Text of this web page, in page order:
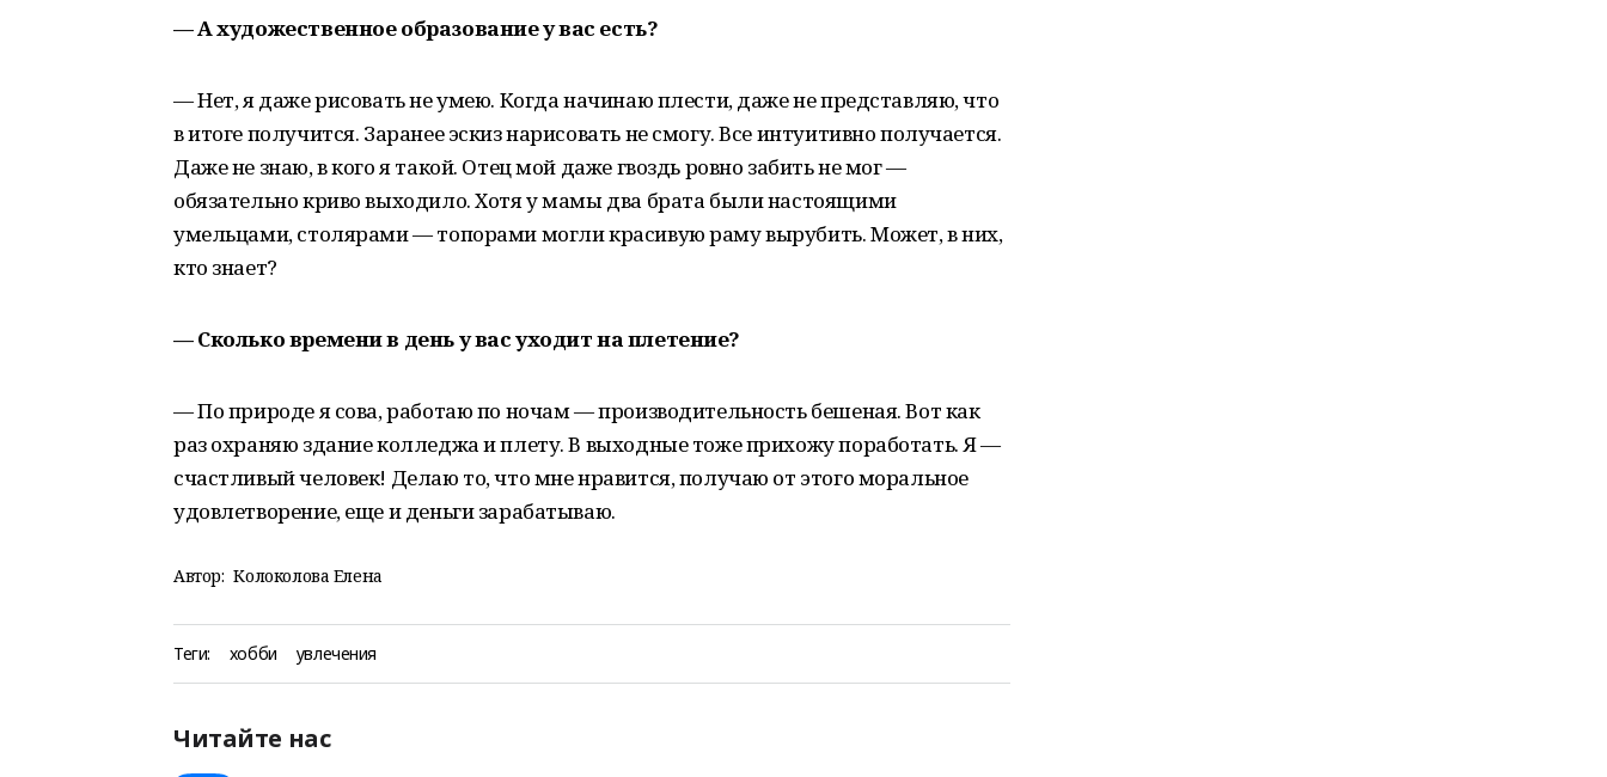
— А художественное образование у вас есть?
— Нет, я даже рисовать не умею. Когда начинаю плести, даже не представляю, что
в итоге получится. Заранее эскиз нарисовать не смогу. Все интуитивно получается.
Даже не знаю, в кого я такой. Отец мой даже гвоздь ровно забить не мог —
обязательно криво выходило. Хотя у мамы два брата были настоящими
умельцами, столярами — топорами могли красивую раму вырубить. Может, в них,
кто знает?
— Сколько времени в день у вас уходит на плетение?
— По природе я сова, работаю по ночам — производительность бешеная. Вот как
раз охраняю здание колледжа и плету. В выходные тоже прихожу поработать. Я —
счастливый человек! Делаю то, что мне нравится, получаю от этого моральное
удовлетворение, еще и деньги зарабатываю.
Автор: Колоколова Елена
Теги: хобби увлечения
Читайте нас